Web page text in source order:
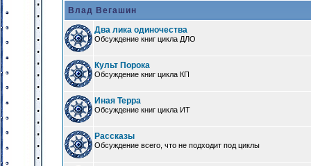
Влад Вегашин
Два лика одиночества
Обсуждение книг цикла ДЛО
Культ Порока
Обсуждение книг цикла КП
Иная Терра
Обсуждение книг цикла ИТ
Рассказы
Обсуждение всего, что не подходит под циклы